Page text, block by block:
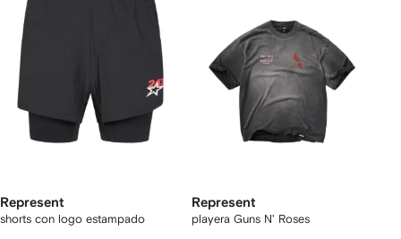
Represent
shorts con logo estampado
Represent
playera Guns N' Roses